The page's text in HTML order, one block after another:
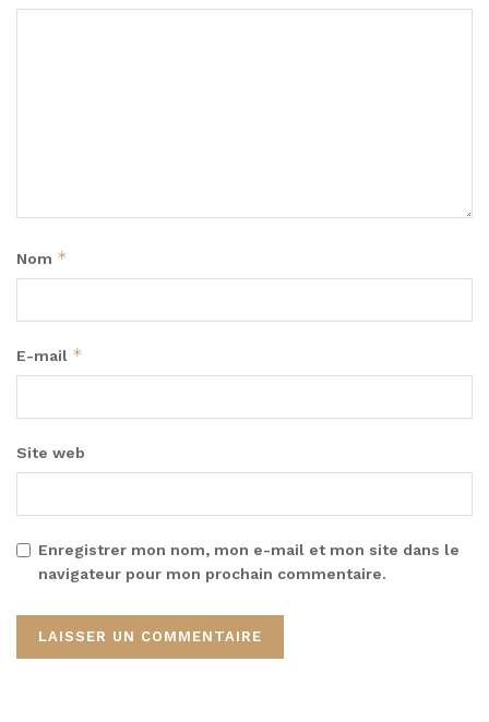
Nom *
E-mail *
Site web
Enregistrer mon nom, mon e-mail et mon site dans le
navigateur pour mon prochain commentaire.